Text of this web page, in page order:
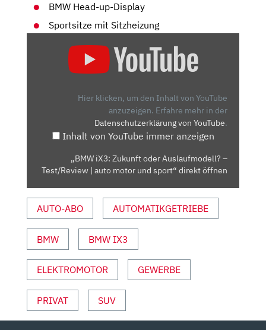
BMW Head-up-Display
Sportsitze mit Sitzheizung
AUSLAUFMODELL?
MOTOR
SPORT“
VON
ANZEIGEN
Hier klicken, um den Inhalt von YouTube
anzuzeigen. Erfahre mehr in der
Datenschutzerklärung von YouTube.
Inhalt von YouTube immer anzeigen
„BMW iX3: Zukunft oder Auslaufmodell? –
Test/Review | auto motor und sport“ direkt öffnen
AUTO-ABO AUTOMATIKGETRIEBE
BMW BMW IX3
ELEKTROMOTOR GEWERBE
PRIVAT SUV